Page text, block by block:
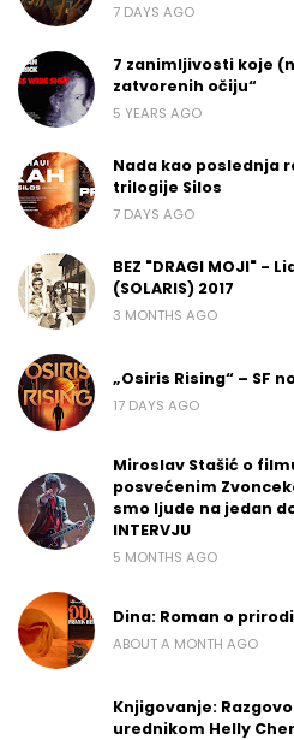
7 DAYS AGO
7 zanimljivosti koje
zatvorenih očiju“
5 YEARS AGO
Nada kao poslednja
trilogije Silos
7 DAYS AGO
BEZ "DRAGI MOJI" -
(SOLARIS) 2017
3 MONTHS AGO
„Osiris Rising“ – SF
17 DAYS AGO
Miroslav Stašić o
posvećenim
smo ljude na jedan
INTERVJU
5 MONTHS AGO
Dina: Roman o
ABOUT A MONTH AGO
Knjigovanje:
urednikom Helly